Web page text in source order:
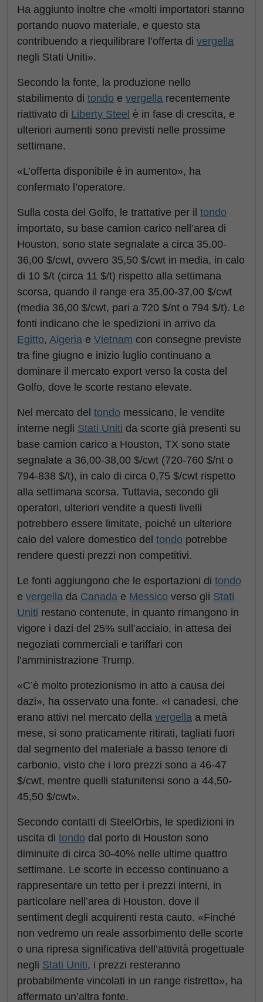
Ha aggiunto inoltre che «molti importatori stanno
portando nuovo materiale, e questo sta
contribuendo a riequilibrare l’offerta di vergella
negli Stati Uniti».
Secondo la fonte, la produzione nello
stabilimento di tondo e vergella recentemente
riattivato di Liberty Steel è in fase di crescita, e
ulteriori aumenti sono previsti nelle prossime
settimane.
«L’offerta disponibile è in aumento», ha
confermato l’operatore.
Sulla costa del Golfo, le trattative per il tondo
importato, su base camion carico nell’area di
Houston, sono state segnalate a circa 35,00-
36,00 $/cwt, ovvero 35,50 $/cwt in media, in calo
di 10 $/t (circa 11 $/t) rispetto alla settimana
scorsa, quando il range era 35,00-37,00 $/cwt
(media 36,00 $/cwt, pari a 720 $/nt o 794 $/t). Le
fonti indicano che le spedizioni in arrivo da
Egitto, Algeria e Vietnam con consegne previste
tra fine giugno e inizio luglio continuano a
dominare il mercato export verso la costa del
Golfo, dove le scorte restano elevate.
Nel mercato del tondo messicano, le vendite
interne negli Stati Uniti da scorte già presenti su
base camion carico a Houston, TX sono state
segnalate a 36,00-38,00 $/cwt (720-760 $/nt o
794-838 $/t), in calo di circa 0,75 $/cwt rispetto
alla settimana scorsa. Tuttavia, secondo gli
operatori, ulteriori vendite a questi livelli
potrebbero essere limitate, poiché un ulteriore
calo del valore domestico del tondo potrebbe
rendere questi prezzi non competitivi.
Le fonti aggiungono che le esportazioni di tondo
e vergella da Canada e Messico verso gli Stati
Uniti restano contenute, in quanto rimangono in
vigore i dazi del 25% sull’acciaio, in attesa dei
negoziati commerciali e tariffari con
l’amministrazione Trump.
«C’è molto protezionismo in atto a causa dei
dazi», ha osservato una fonte. «I canadesi, che
erano attivi nel mercato della vergella a metà
mese, si sono praticamente ritirati, tagliati fuori
dal segmento del materiale a basso tenore di
carbonio, visto che i loro prezzi sono a 46-47
$/cwt, mentre quelli statunitensi sono a 44,50-
45,50 $/cwt».
Secondo contatti di SteelOrbis, le spedizioni in
uscita di tondo dal porto di Houston sono
diminuite di circa 30-40% nelle ultime quattro
settimane. Le scorte in eccesso continuano a
rappresentare un tetto per i prezzi interni, in
particolare nell’area di Houston, dove il
sentiment degli acquirenti resta cauto. «Finché
non vedremo un reale assorbimento delle scorte
o una ripresa significativa dell’attività progettuale
negli Stati Uniti, i prezzi resteranno
probabilmente vincolati in un range ristretto», ha
affermato un’altra fonte.